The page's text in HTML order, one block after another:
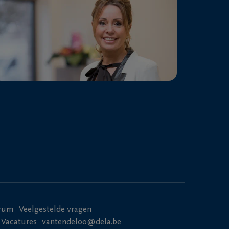
ruimere
of spirituele
Veelgestelde vragen
Vacatures vantendeloo@dela.be